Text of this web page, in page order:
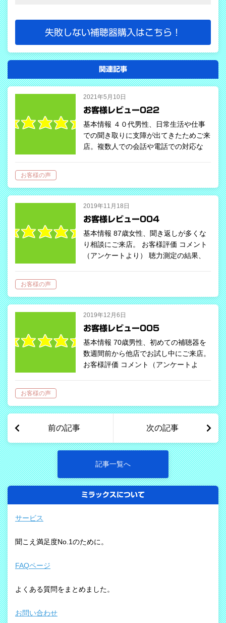
失敗しない補聴器購入はこちら！
関連記事
2021年5月10日
お客様レビュー022
基本情報 ４０代男性、日常生活や仕事
での聞き取りに支障が出てきたためご来
店。複数人での会話や電話での対応な
レン…
お客様の声
2019年11月18日
お客様レビュー004
基本情報 87歳女性、聞き返しが多くな
り相談にご来店。 お客様評価 コメント
（アンケートより） 聴力測定の結果、
ご…
お客様の声
2019年12月6日
お客様レビュー005
基本情報 70歳男性、初めての補聴器を
数週間前から他店でお試し中にご来店。
お客様評価 コメント（アンケートよ
件。…
お客様の声
前の記事 次の記事
記事一覧へ
ミラックスについて
サービス
聞こえ満足度No.1のために。
FAQページ
よくある質問をまとめました。
お問い合わせ